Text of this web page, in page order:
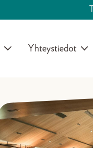
Yhteystiedot